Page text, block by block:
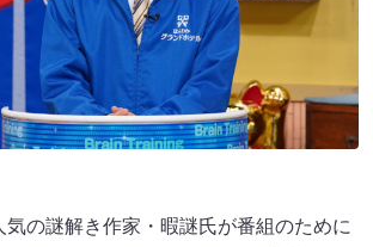
の謎解き作家・暇謎氏が番組のために